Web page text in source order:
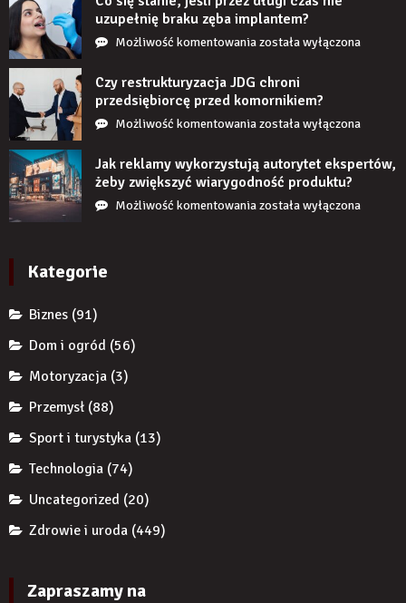
zamontowaniu?
uzupełnię braku zęba implantem?
Możliwość komentowaniaCo
stanie,
jeśli
przez
czas
nie
uzupełnię
braku
została wyłączona
Czy restrukturyzacja JDG chroni
przedsiębiorcę przed komornikiem?
Możliwość komentowaniaCzy
JDG
chroni
przedsiębiorcę
została wyłączona
Jak reklamy wykorzystują autorytet ekspertów,
żeby zwiększyć wiarygodność produktu?
Możliwość komentowaniaJak
została wyłączona
Kategorie
Biznes (91)
Dom i ogród (56)
Motoryzacja (3)
Przemysł (88)
Sport i turystyka (13)
Technologia (74)
Uncategorized (20)
Zdrowie i uroda (449)
Zapraszamy na